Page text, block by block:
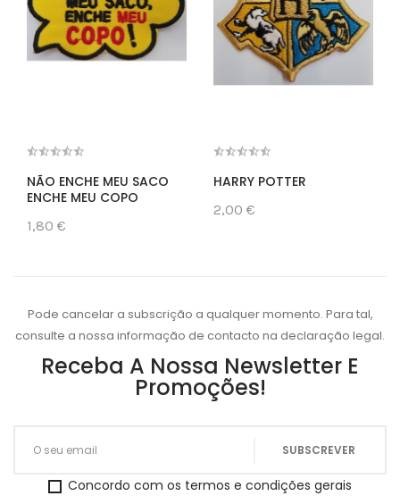
NÃO ENCHE MEU SACO
ENCHE MEU COPO
1,80 €
HARRY POTTER
2,00 €
Pode cancelar a subscrição a qualquer momento. Para tal,
consulte a nossa informação de contacto na declaração legal.
Receba A Nossa Newsletter E
Promoções!
Concordo com os termos e condições gerais